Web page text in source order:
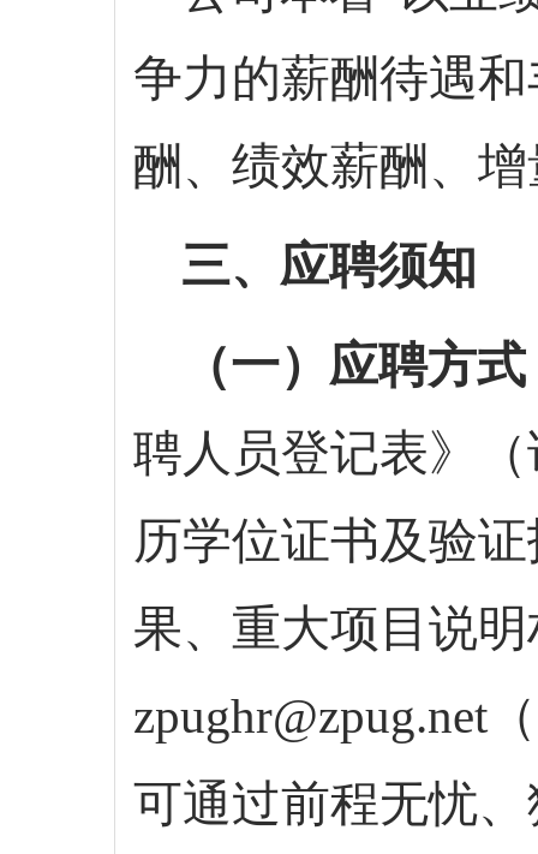
争力的薪酬待遇
酬、绩效薪酬、
三、应聘须知
（一）应聘方
聘人员登记表》
（
历学位证书及验
果、重大项目说
zpughr@zpug.net
可通过前程无忧